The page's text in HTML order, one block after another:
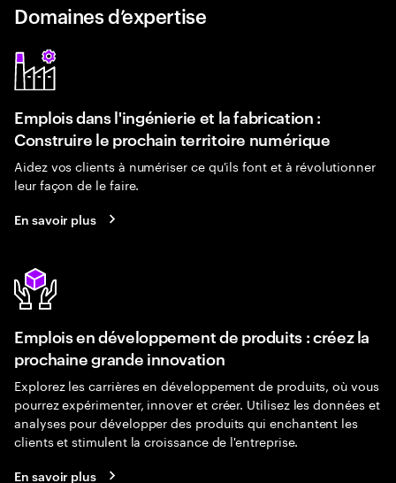
Domaines d’expertise
Emplois dans l'ingénierie et la fabrication :
Construire le prochain territoire numérique
Aidez vos clients à numériser ce qu'ils font et à révolutionner
leur façon de le faire.
En savoir plus
Emplois en développement de produits : créez la
prochaine grande innovation
Explorez les carrières en développement de produits, où vous
pourrez expérimenter, innover et créer. Utilisez les données et
analyses pour développer des produits qui enchantent les
clients et stimulent la croissance de l'entreprise.
En savoir plus